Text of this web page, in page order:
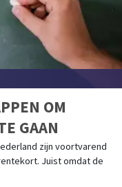
OM
GAAN
zijn voortvarend
Juist omdat de